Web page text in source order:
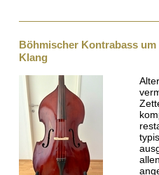
Böhmischer Kontrabass
Klang